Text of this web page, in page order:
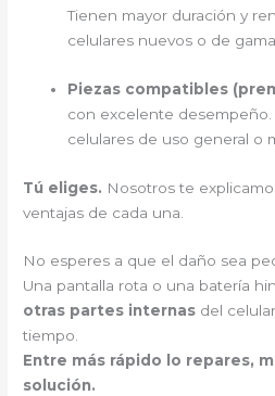
Tienen mayor duración y
celulares nuevos o de gama
Piezas compatibles
con excelente
celulares de uso general o
Tú eliges. Nosotros te
ventajas de cada una.
No esperes a que el daño sea
Una pantalla rota o una batería
otras partes internas del
tiempo.
Entre más rápido lo repares,
solución.